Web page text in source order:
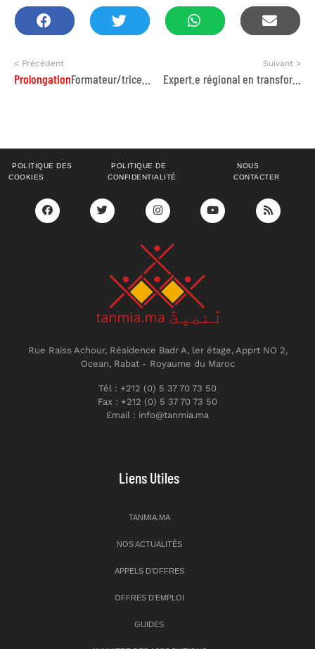
< Précédent
ProlongationFormateur/trice expert(e) en droit pénal et procédural
Suivant >
Expert.e régional en transformation digitale
POLITIQUE DES
COOKIES
POLITIQUE DE
CONFIDENTIALITÉ
NOUS
CONTACTER
Rue Raiss Achour, Résidence Badr A, ler étage, Apprt NO 2,
Ocean, Rabat - Royaume du Maroc
Tél : +212 (0) 5 37 70 73 50
Fax : +212 (0) 5 37 70 73 50
Email : info@tanmia.ma
Liens Utiles
TANMIA.MA
NOS ACTUALITÉS
APPELS D’OFFRES
OFFRES D’EMPLOI
GUIDES